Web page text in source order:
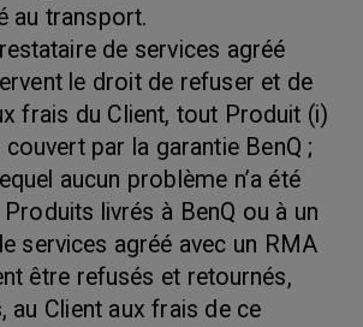
au transport.
de services agréé
le droit de refuser et de
frais du Client, tout Produit (i)
couvert par la garantie BenQ ;
aucun problème n’a été
livrés à BenQ ou à un
services agréé avec un RMA
être refusés et retournés,
au Client aux frais de ce